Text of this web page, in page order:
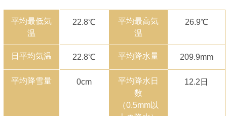
平均最低気
温
22.8℃
平均最高気
温
26.9℃
日平均気温 22.8℃ 平均降水量 209.9mm
平均降雪量 0cm
平均降水日
数
（0.5mm以
12.2日